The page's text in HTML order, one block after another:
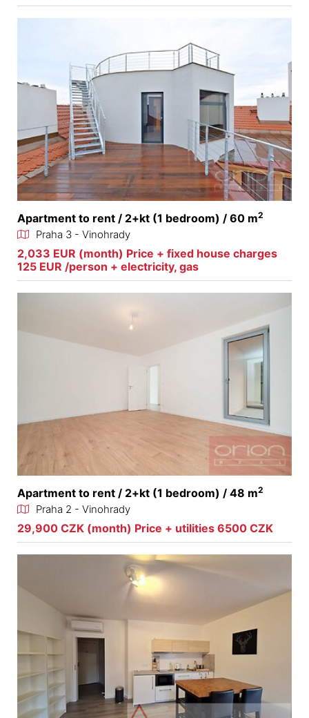
Apartment to rent / 2+kt (1 bedroom) / 60 m2
Praha 3 - Vinohrady
2,033 EUR (month) Price + fixed house charges
125 EUR /person + electricity, gas
Apartment to rent / 2+kt (1 bedroom) / 48 m2
Praha 2 - Vinohrady
29,900 CZK (month) Price + utilities 6500 CZK